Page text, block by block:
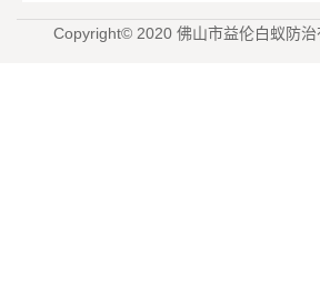
Copyright© 2020 佛山市益伦白蚁防